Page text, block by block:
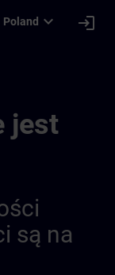
Poland expand_more login
jest
są na